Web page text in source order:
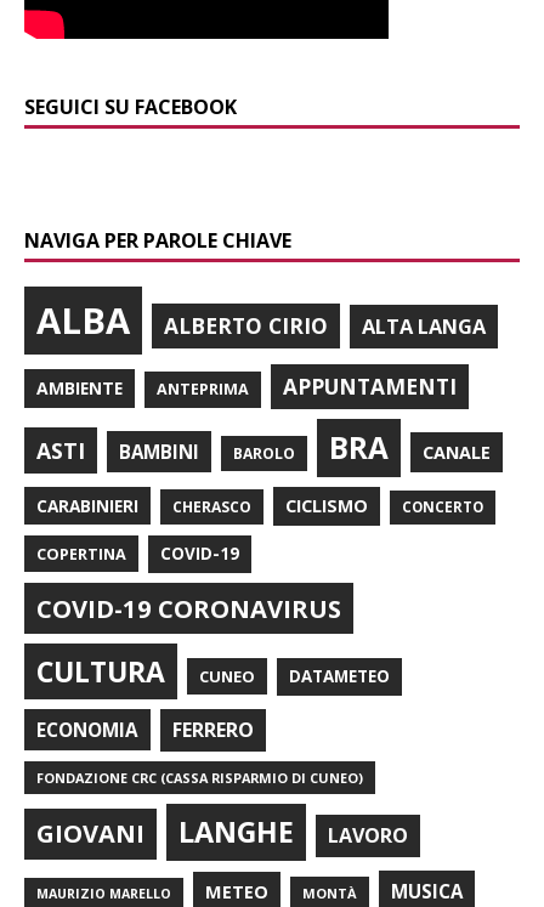
SEGUICI SU FACEBOOK
NAVIGA PER PAROLE CHIAVE
ALBA ALBERTO CIRIO ALTA LANGA
AMBIENTE ANTEPRIMA APPUNTAMENTI
ASTI BAMBINI BAROLO BRA CANALE
CARABINIERI CHERASCO CICLISMO CONCERTO
COPERTINA COVID-19
COVID-19 CORONAVIRUS
CULTURA CUNEO DATAMETEO
ECONOMIA FERRERO
FONDAZIONE CRC (CASSA RISPARMIO DI CUNEO)
GIOVANI LANGHE LAVORO
MAURIZIO MARELLO METEO MONTÀ MUSICA